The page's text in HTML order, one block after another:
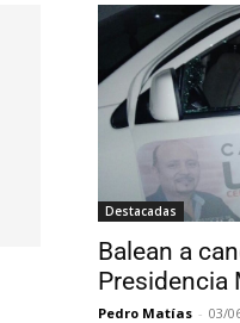
Destacadas
Balean a
Presidencia
Pedro Matías - 03/